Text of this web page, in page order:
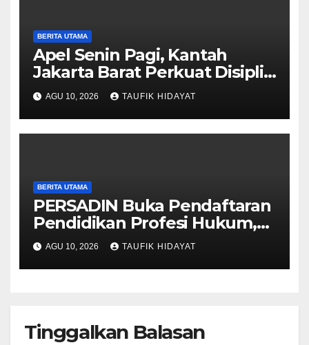
BERITA UTAMA
Apel Senin Pagi, Kantah
Jakarta Barat Perkuat Disiplin
dan Komitmen Pelayanan
AGU 10, 2026 TAUFIK HIDAYAT
BERITA UTAMA
PERSADIN Buka Pendaftaran
Pendidikan Profesi Hukum,
Ini Syarat dan Lokasinya
AGU 10, 2026 TAUFIK HIDAYAT
Tinggalkan Balasan